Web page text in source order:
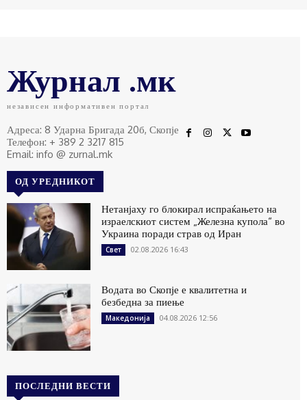
Журнал .мк
независен информативен портал
Адреса: 8 Ударна Бригада 20б, Скопје
Телефон: + 389 2 3217 815
Email: info @ zurnal.mk
ОД УРЕДНИКОТ
Нетанјаху го блокирал испраќањето на
израелскиот систем „Железна купола“ во
Украина поради страв од Иран
Свет 02.08.2026 16:43
Водата во Скопје е квалитетна и
безбедна за пиење
Македонија 04.08.2026 12:56
ПОСЛЕДНИ ВЕСТИ